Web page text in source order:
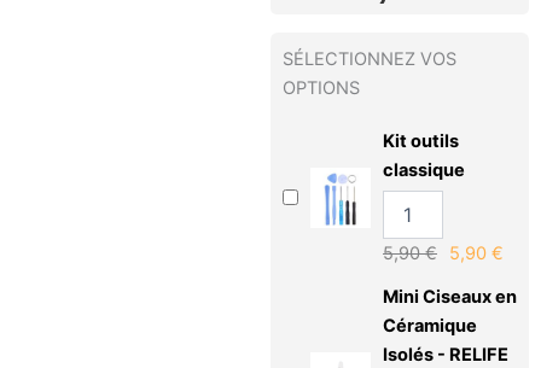
SÉLECTIONNEZ VOS
OPTIONS
Kit outils
classique
5,90€ 5,90 €
Mini Ciseaux en
Céramique
Isolés - RELIFE